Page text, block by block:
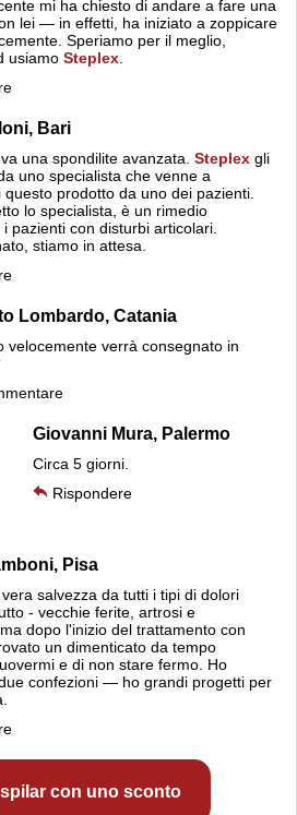
mi ha chiesto di andare a fare una
lei — in effetti, ha iniziato a zoppicare
Speriamo per il meglio,
usiamo Steplex.
Bari
una spondilite avanzata. Steplex gli
uno specialista che venne a
questo prodotto da uno dei pazienti.
lo specialista, è un rimedio
pazienti con disturbi articolari.
stiamo in attesa.
Lombardo, Catania
velocemente verrà consegnato in
Giovanni Mura, Palermo
Circa 5 giorni.
Rispondere
Pisa
salvezza da tutti i tipi di dolori
- vecchie ferite, artrosi e
dopo l'inizio del trattamento con
un dimenticato da tempo
e di non stare fermo. Ho
confezioni — ho grandi progetti per
con uno sconto